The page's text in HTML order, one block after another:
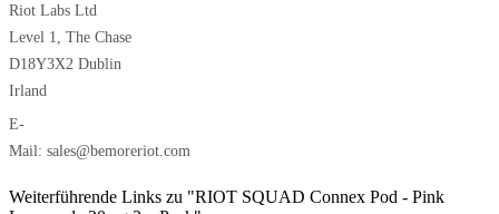
Riot Labs Ltd
Level 1, The Chase
D18Y3X2 Dublin
Irland
E-
Mail: sales@bemoreriot.com
Weiterführende Links zu "RIOT SQUAD Connex Pod - Pink